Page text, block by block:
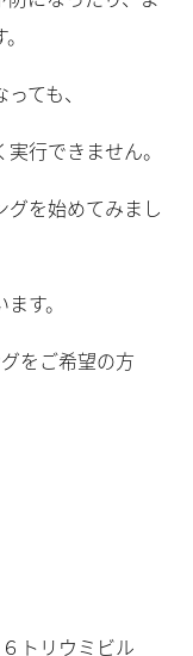
ても、
行できません。
を始めてみまし
す。
をご希望の方
トリウミビル